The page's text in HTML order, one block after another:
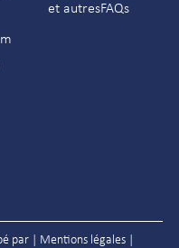
et autresFAQs
par | Mentions légales